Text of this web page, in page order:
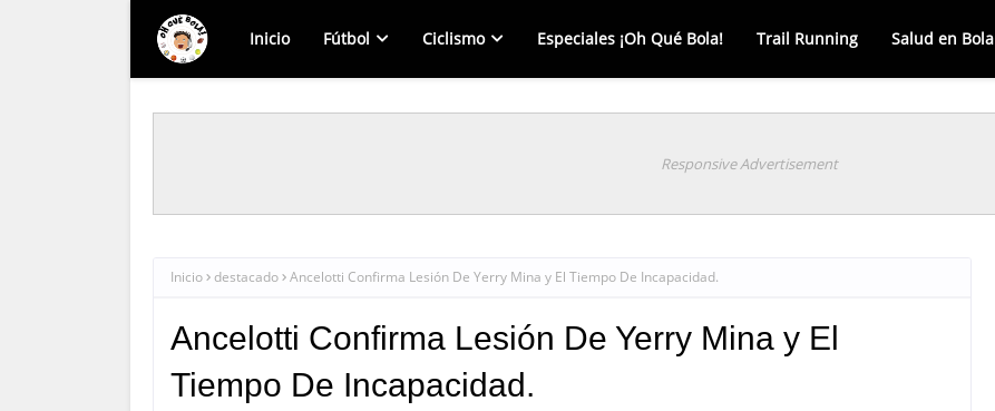
Inicio Fútbol Ciclismo Especiales ¡Oh Qué Bola! Trail Running Salud en Bola
Responsive Advertisement
Inicio destacado Ancelotti Confirma Lesión De Yerry Mina y El Tiempo De Incapacidad.
Ancelotti Confirma Lesión De Yerry Mina y El
Tiempo De Incapacidad.